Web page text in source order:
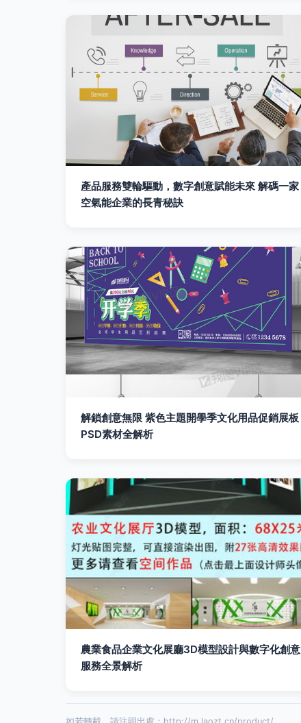
產品服務雙輪驅動，數字創意賦能未來 解碼一家
空氣能企業的長青秘訣
解鎖創意無限 紫色主題開學季文化用品促銷展板
PSD素材全解析
農業食品企業文化展廳3D模型設計與數字化創意
服務全景解析